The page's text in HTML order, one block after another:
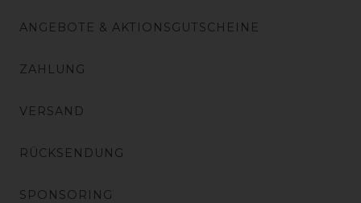
ANGEBOTE & AKTIONSGUTSCHEINE
ZAHLUNG
VERSAND
RÜCKSENDUNG
SPONSORING